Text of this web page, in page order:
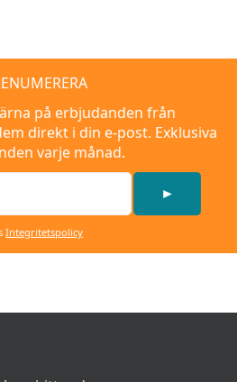
på erbjudanden från
direkt i din e-post. Exklusiva
varje månad.
►
Integritetspolicy